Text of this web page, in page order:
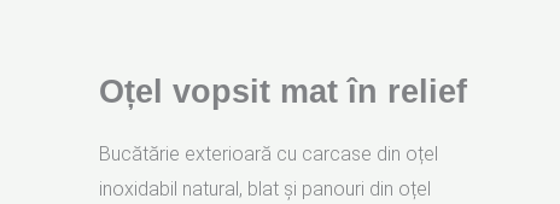
Oțel vopsit mat în relief
Bucătărie exterioară cu carcase din oțel
inoxidabil natural, blat și panouri din oțel